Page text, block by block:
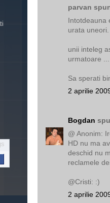
parvan
Intotdeauna
urata uneori.
unii inteleg
urmatoare
Sa sperati
2 aprilie
Bogdan
@ Anonim:
HD nu ma
deschid nu
reclamele
@Cristi: :)
2 aprilie